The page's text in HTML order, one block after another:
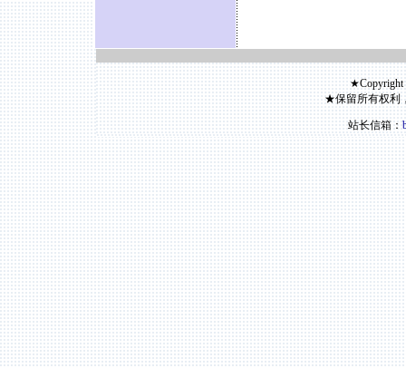
★Copyright
★保留所有权利
站长信箱：